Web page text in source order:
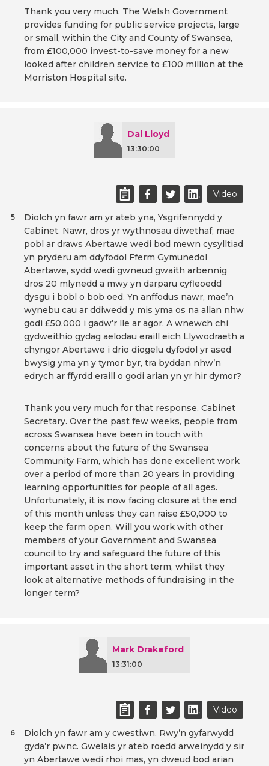
Thank you very much. The Welsh Government
provides funding for public service projects, large
or small, within the City and County of Swansea,
from £100,000 invest-to-save money for a new
looked after children service to £100 million at the
Morriston Hospital site.
Dai Lloyd
13:30:00
Video
Diolch yn fawr am yr ateb yna, Ysgrifennydd y
Cabinet. Nawr, dros yr wythnosau diwethaf, mae
pobl ar draws Abertawe wedi bod mewn cysylltiad
yn pryderu am ddyfodol Fferm Gymunedol
Abertawe, sydd wedi gwneud gwaith arbennig
dros 20 mlynedd a mwy yn darparu cyfleoedd
dysgu i bobl o bob oed. Yn anffodus nawr, mae’n
wynebu cau ar ddiwedd y mis yma os na allan nhw
godi £50,000 i gadw’r lle ar agor. A wnewch chi
gydweithio gydag aelodau eraill eich Llywodraeth a
chyngor Abertawe i drio diogelu dyfodol yr ased
bwysig yma yn y tymor byr, tra byddan nhw’n
edrych ar ffyrdd eraill o godi arian yn yr hir dymor?
5
Thank you very much for that response, Cabinet
Secretary. Over the past few weeks, people from
across Swansea have been in touch with
concerns about the future of the Swansea
Community Farm, which has done excellent work
over a period of more than 20 years in providing
learning opportunities for people of all ages.
Unfortunately, it is now facing closure at the end
of this month unless they can raise £50,000 to
keep the farm open. Will you work with other
members of your Government and Swansea
council to try and safeguard the future of this
important asset in the short term, whilst they
look at alternative methods of fundraising in the
longer term?
Mark Drakeford
13:31:00
Video
Diolch yn fawr am y cwestiwn. Rwy’n gyfarwydd
gyda’r pwnc. Gwelais yr ateb roedd arweinydd y sir
yn Abertawe wedi rhoi mas, yn dweud bod arian
6